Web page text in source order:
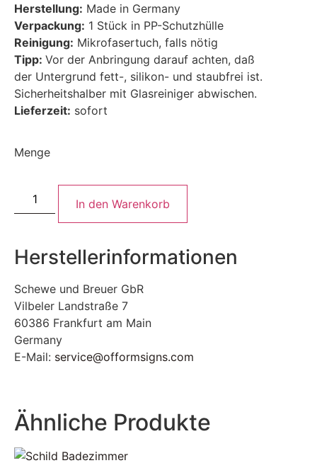
Herstellung: Made in Germany
Verpackung: 1 Stück in PP-Schutzhülle
Reinigung: Mikrofasertuch, falls nötig
Tipp: Vor der Anbringung darauf achten, daß
der Untergrund fett-, silikon- und staubfrei ist.
Sicherheitshalber mit Glasreiniger abwischen.
Lieferzeit: sofort
Menge
In den Warenkorb
Herstellerinformationen
Schewe und Breuer GbR
Vilbeler Landstraße 7
60386 Frankfurt am Main
Germany
E-Mail: service@offormsigns.com
Ähnliche Produkte